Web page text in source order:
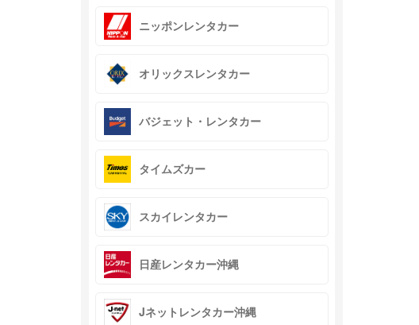
ニッポンレンタカー
オリックスレンタカー
バジェット・レンタカー
タイムズカー
スカイレンタカー
日産レンタカー沖縄
Jネットレンタカー沖縄